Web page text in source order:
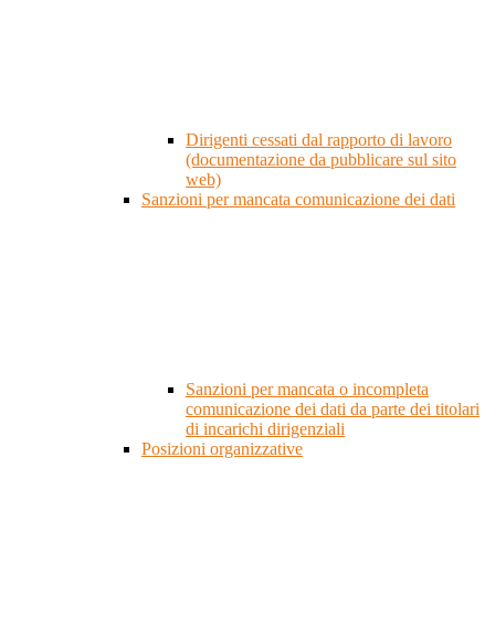
Dirigenti cessati dal rapporto di lavoro
(documentazione da pubblicare sul sito
web)
Sanzioni per mancata comunicazione dei dati
Sanzioni per mancata o incompleta
comunicazione dei dati da parte dei titolari
di incarichi dirigenziali
Posizioni organizzative